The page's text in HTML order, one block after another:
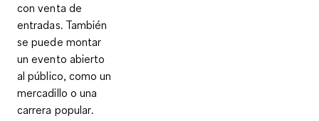
con venta de
entradas. También
se puede montar
un evento abierto
al público, comoun
mercadillo o una
carrera popular.